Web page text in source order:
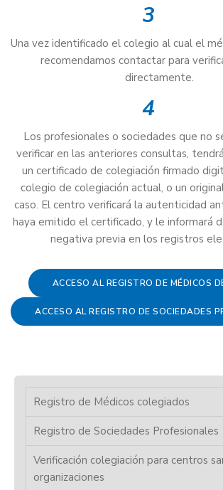
3
Una vez identificado el colegio al cual el
recomendamos contactar para
directamente.
4
Los profesionales o sociedades que no
verificar en las anteriores consultas,
un certificado de colegiación firmado
colegio de colegiación actual, o un
caso. El centro verificará la autenticidad
haya emitido el certificado, y le informará
negativa previa en los registros
ACCESO AL REGISTRO DE MÉDICOS
ACCESO AL REGISTRO DE SOCIEDADES
Registro de Médicos colegiados
Registro de Sociedades Profesionales
Verificación colegiación para centros
organizaciones